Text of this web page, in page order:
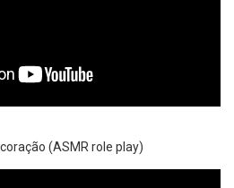
(ASMR role play)